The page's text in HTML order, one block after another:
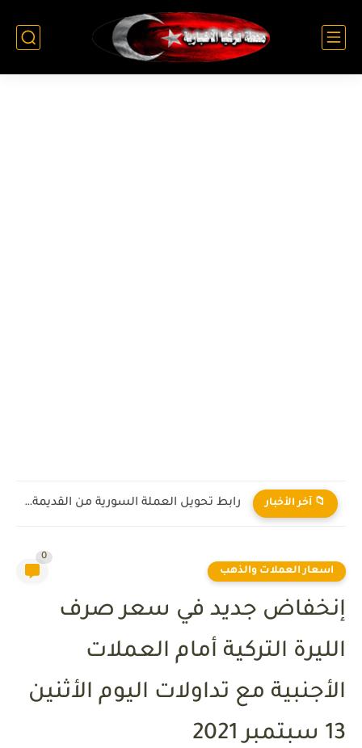
📁 آخر الأخبار رابط تحويل العملة السورية من القديمة إلى الجديدة 2026
اسعار العملات والذهب
0
إنخفاض جديد في سعر صرف
الليرة التركية أمام العملات
الأجنبية مع تداولات اليوم الأثنين
13 سبتمبر 2021